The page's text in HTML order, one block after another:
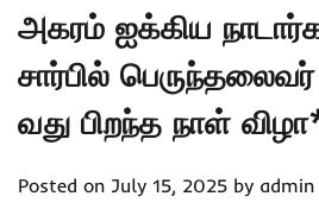
அகரம் ஐக்கிய
சார்பில்
வது பிறந்த நாள்
Posted on July 15, 2025 by admin